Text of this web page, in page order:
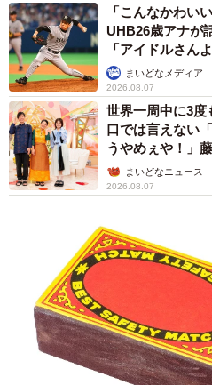
なでなでを楽しむえのんさん＝
2023年1月21日、トライアル
に連れてきてもらうと、キャリ
そる見て回り、そのまま押し
「威嚇はまったくせず。タオ
くと、おとなしく敷かせてくれ
し。初日ってそんなもんだと
5時間ほど経って、「食べる？
し出したら完食。ケージから
べ、水を飲んでトイレに行き
ロン。「え？え？もう？受け
んは思ったが、その夜お腹も
シングもできた。
まいどなトピック
2026.08.06
「人生こそがバ
を報告した菊地
校へ入学するこ
まいどなトピック
2026.08.06
京都駅をぶらぶ
ン」のポーズを
なぜ？ 近づい
未熟」
2026.08.06
「明日ひま？」
ジ 用件次第で
2026.08.06